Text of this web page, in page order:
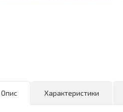
Опис Характеристики